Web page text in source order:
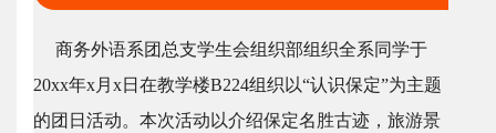
商务外语系团总支学生会组织部组织全系同学于
20xx年x月x日在教学楼B224组织以“认识保定”为主题
的团日活动。本次活动以介绍保定名胜古迹，旅游景